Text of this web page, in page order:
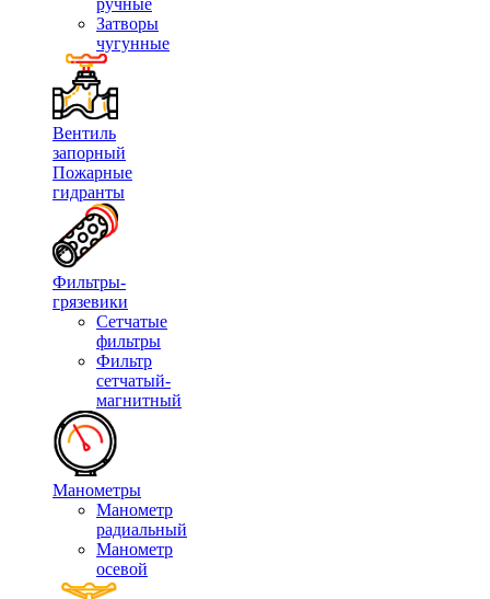
ручные
Затворы
чугунные
Вентиль
запорный
Пожарные
гидранты
Фильтры-
грязевики
Сетчатые
фильтры
Фильтр
сетчатый-
магнитный
Манометры
Манометр
радиальный
Манометр
осевой